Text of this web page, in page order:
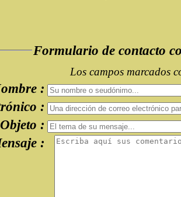
Formulario de contacto
Los campos marcados
:
:
:
: